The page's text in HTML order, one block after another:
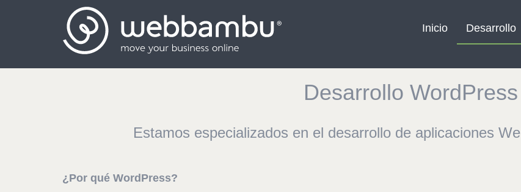
Inicio Desarrollo
Desarrollo WordPress
Estamos especializados en el desarrollo de aplicaciones
¿Por qué WordPress?